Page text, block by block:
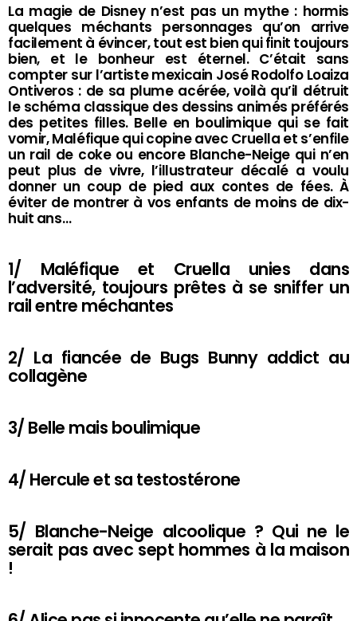
La magie de Disney n’est pas un mythe : hormis
quelques méchants personnages qu’on arrive
facilement à évincer, tout est bien qui finit toujours
bien, et le bonheur est éternel. C’était sans
compter sur l’artiste mexicain José Rodolfo Loaiza
Ontiveros : de sa plume acérée, voilà qu’il détruit
le schéma classique des dessins animés préférés
des petites filles. Belle en boulimique qui se fait
vomir, Maléfique qui copine avec Cruella et s’enfile
un rail de coke ou encore Blanche-Neige qui n’en
peut plus de vivre, l’illustrateur décalé a voulu
donner un coup de pied aux contes de fées. À
éviter de montrer à vos enfants de moins de dix-
huit ans…
1/ Maléfique et Cruella unies dans
l’adversité, toujours prêtes à se sniffer un
rail entre méchantes
2/ La fiancée de Bugs Bunny addict au
collagène
3/ Belle mais boulimique
4/ Hercule et sa testostérone
5/ Blanche-Neige alcoolique ? Qui ne le
serait pas avec sept hommes à la maison
!